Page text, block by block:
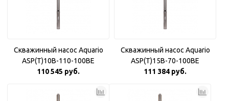
Скважинный насос Aquario
ASP(T)10B-110-100BE
110 545 руб.
Скважинный насос Aquario
ASP(T)15B-70-100BE
111 384 руб.